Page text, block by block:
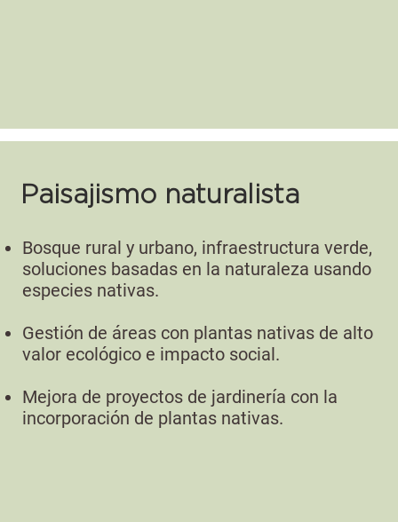
Paisajismo naturalista
Bosque rural y urbano, infraestructura verde,
soluciones basadas en la naturaleza usando
especies nativas.
Gestión de áreas con plantas nativas de alto
valor ecológico e impacto social.
Mejora de proyectos de jardinería con la
incorporación de plantas nativas.